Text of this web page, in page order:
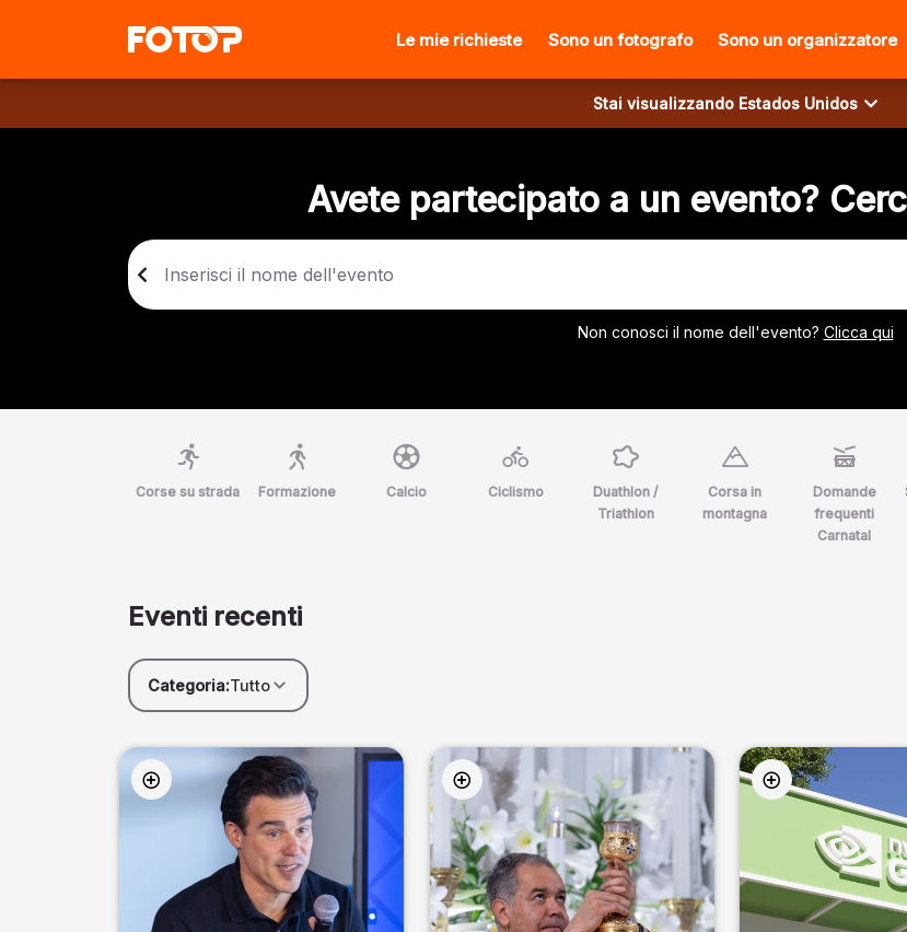
Le mie richieste Sono un fotografo Sono un organizzatore
Stai visualizzando Estados Unidos
Avete partecipato a un evento?
Non conosci il nome dell'evento? Clicca qui
Corse su strada Formazione Calcio Ciclismo
Duathlon /
Triathlon
Corsa in
montagna
Domande
frequenti
Carnatal
Eventi recenti
Categoria:Tutto